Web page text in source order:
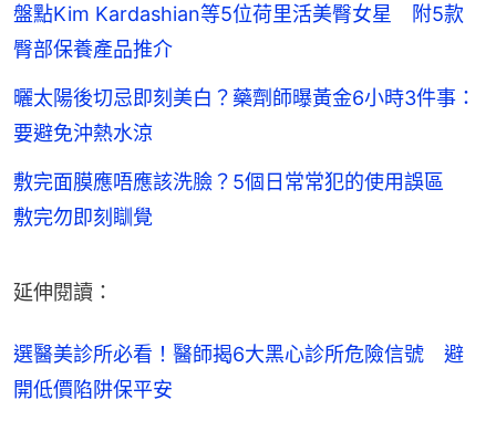
盤點Kim Kardashian等5位荷里活美臀女星 附5款
臀部保養產品推介
曬太陽後切忌即刻美白？藥劑師曝黃金6小時3件事：
要避免沖熱水涼
敷完面膜應唔應該洗臉？5個日常常犯的使用誤區
敷完勿即刻瞓覺
延伸閱讀：
選醫美診所必看！醫師揭6大黑心診所危險信號　避
開低價陷阱保平安